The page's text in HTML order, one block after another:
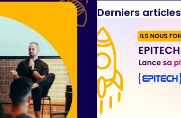
Derniers articles